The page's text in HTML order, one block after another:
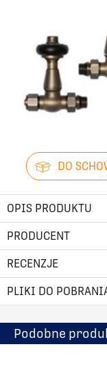
2994
3072
258
DO
OPIS PRODUKTU
PRODUCENT
RECENZJE
PLIKI DO
Podobne